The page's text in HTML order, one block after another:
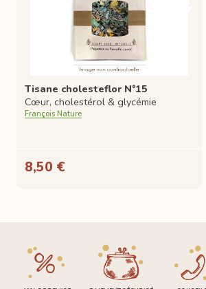
Tisane cholesteflor N°15
Cœur, cholestérol & glycémie
François Nature
8,50 €